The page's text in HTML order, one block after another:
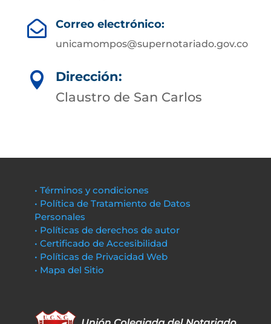
 Correo electrónico:
unicamompos@supernotariado.gov.co

Dirección:
Claustro de San Carlos
• Términos y condiciones
• Política de Tratamiento de Datos
Personales
• Políticas de derechos de autor
• Certificado de Accesibilidad
• Políticas de Privacidad Web
• Mapa del Sitio